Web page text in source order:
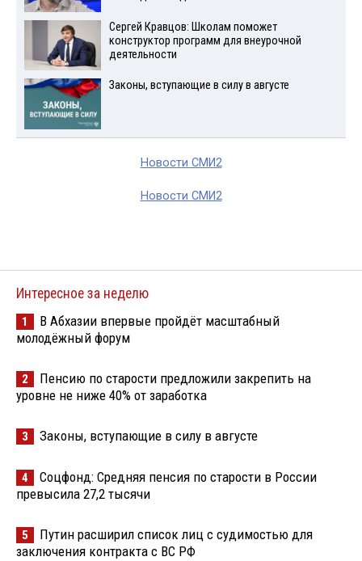
Сергей Кравцов: Школам поможет
конструктор программ для внеурочной
деятельности
Законы, вступающие в силу в августе
Новости СМИ2
Новости СМИ2
Интересное за неделю
1
В Абхазии впервые пройдёт масштабный
молодёжный форум
2
Пенсию по старости предложили закрепить на
уровне не ниже 40% от заработка
3 Законы, вступающие в силу в августе
4
Соцфонд: Средняя пенсия по старости в России
превысила 27,2 тысячи
5
Путин расширил список лиц с судимостью для
заключения контракта с ВС РФ